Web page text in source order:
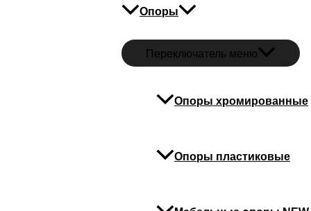
Опоры
Переключатель меню
Опоры хромированные
Опоры пластиковые